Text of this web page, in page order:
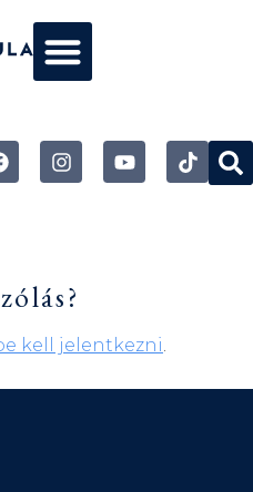
kell jelentkezni.